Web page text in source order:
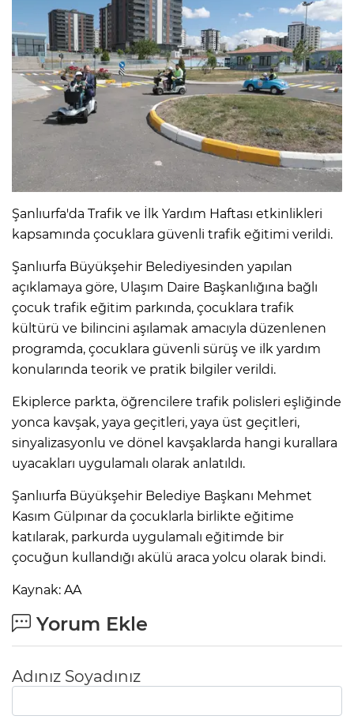
Şanlıurfa'da Trafik ve İlk Yardım Haftası etkinlikleri
kapsamında çocuklara güvenli trafik eğitimi verildi.
Şanlıurfa Büyükşehir Belediyesinden yapılan
açıklamaya göre, Ulaşım Daire Başkanlığına bağlı
çocuk trafik eğitim parkında, çocuklara trafik
kültürü ve bilincini aşılamak amacıyla düzenlenen
programda, çocuklara güvenli sürüş ve ilk yardım
konularında teorik ve pratik bilgiler verildi.
Ekiplerce parkta, öğrencilere trafik polisleri eşliğinde
yonca kavşak, yaya geçitleri, yaya üst geçitleri,
sinyalizasyonlu ve dönel kavşaklarda hangi kurallara
uyacakları uygulamalı olarak anlatıldı.
Şanlıurfa Büyükşehir Belediye Başkanı Mehmet
Kasım Gülpınar da çocuklarla birlikte eğitime
katılarak, parkurda uygulamalı eğitimde bir
çocuğun kullandığı akülü araca yolcu olarak bindi.
Kaynak: AA
Yorum Ekle
Adınız Soyadınız